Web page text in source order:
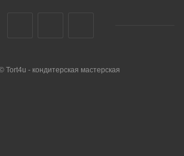
Tort4u - кондитерская мастерская